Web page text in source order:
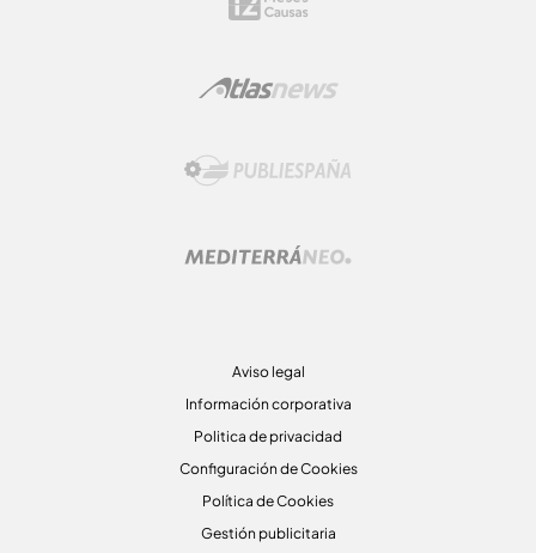
Aviso legal
Información corporativa
Politica de privacidad
Configuración de Cookies
Política de Cookies
Gestión publicitaria